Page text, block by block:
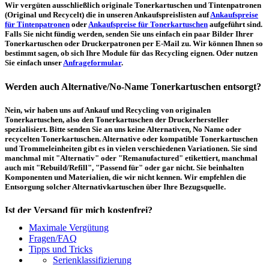
Wir vergüten ausschließlich originale Tonerkartuschen und Tintenpatronen
(Original und Recycelt) die in unseren Ankaufspreislisten aufAnkaufspreise
für Tintenpatronen oderAnkaufspreise für Tonerkartuschen aufgeführt sind.
Falls Sie nicht fündig werden, senden Sie uns einfach ein paar Bilder Ihrer
Tonerkartuschen oder Druckerpatronen per E-Mail zu. Wir können Ihnen so
bestimmt sagen, ob sich Ihre Module für das Recycling eignen. Oder nutzen
Sie einfach unserAnfrageformular.
Werden auch Alternative/No-Name Tonerkartuschen entsorgt?
Nein, wir haben uns auf Ankauf und Recycling von originalen
Tonerkartuschen, also den Tonerkartuschen der Druckerhersteller
spezialisiert. Bitte senden Sie an uns keine Alternativen, No Name oder
recycelten Tonerkartuschen. Alternative oder kompatible Tonerkartuschen
und Trommeleinheiten gibt es in vielen verschiedenen Variationen. Sie sind
manchmal mit "Alternativ" oder "Remanufactured" etikettiert, manchmal
auch mit "Rebuild/Refill", "Passend für" oder gar nicht. Sie beinhalten
Komponenten und Materialien, die wir nicht kennen. Wir empfehlen die
Entsorgung solcher Alternativkartuschen über Ihre Bezugsquelle.
Ist der Versand für mich kostenfrei?
Ein kostenfreier, innerdeutscher Versand (Paketmarke bzw.
Palettenabholung) ist erst ab einem Ankaufswert von 30,00€ pro Paket bzw.
150,00€ pro Palette möglich. Unter diesen Werten belaufen sich die
Rücksendekosten auf 7,14€ pro Paket bzw. 59,50€ pro Palette (inkl. MwSt.).
Maximale Vergütung
Fragen/FAQ
Tipps und Tricks
Serienklassifizierung